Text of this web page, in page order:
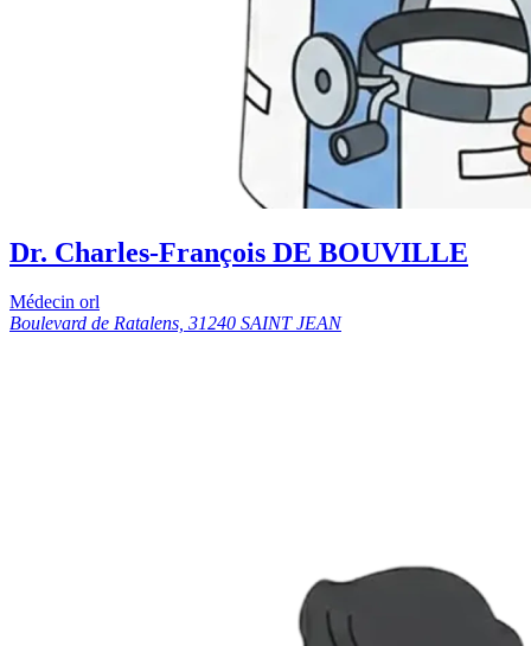
Dr. Charles-François DE BOUVILLE
Médecin orl
Boulevard de Ratalens, 31240 SAINT JEAN